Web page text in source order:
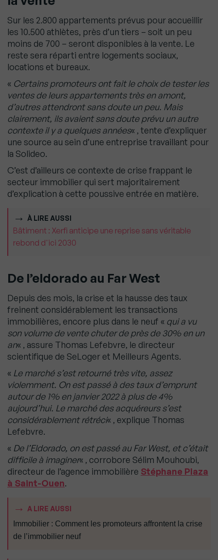
Sur les 2.800 appartements prévus pour accueillir
les 10.500 athlètes, près d’un tiers – soit un peu
moins de 700 – seront disponibles à la vente. Le
reste sera réparti entre logements sociaux,
locations et bureaux.
« Certains promoteurs ont fait le choix de tester les
ventes de leurs appartements très en amont,
d’autres attendront sans doute un peu. Mais
clairement, ils avaient sans doute prévu un autre
contexte il y a quelques années« , tente d’expliquer
une source au sein d’une entreprise travaillant pour
la Solideo.
C’est d’ailleurs ce contexte de crise frappant le
secteur immobilier qui sert majoritairement
d’explication à cette poussive entrée en matière.
À LIRE AUSSI
Bâtiment : Xerfi anticipe une reprise sans véritable
rebond d'ici 2030
De l’eldorado au Far West
Depuis des mois, la crise et la hausse des taux
freinent considérablement les transactions
immobilières, encore plus dans le neuf « qui a vu
son volume de vente chuter de près de 30% en un
an« , assure Thomas Lefebvre, le directeur
scientifique de SeLoger et Meilleurs Agents.
« Le marché s’est retourné très vite, assez
violemment. On est passé à des taux d’emprunt
autour de 1% en janvier 2022 à plus de 4%
aujourd’hui. Le marché des acquéreurs s’est
considérablement rétréci« , explique Thomas
Lefebvre.
« De l’Eldorado, on est passé au Far West, et c’était
difficile à imaginer« , corrobore Sélim Mouhoubi,
directeur de l’agence immobilière Stéphane Plaza
à Saint-Ouen.
A LIRE AUSSI
Immobilier : Comment les promoteurs affrontent la crise
de l’immobilier neuf